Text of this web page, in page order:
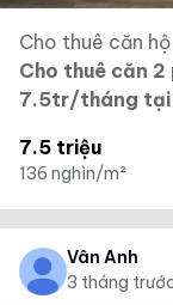
Cho thuê căn hộ
Cho thuê căn
7.5tr/tháng tại
7.5 triệu
136 nghìn/m²
Vân Anh
3 tháng